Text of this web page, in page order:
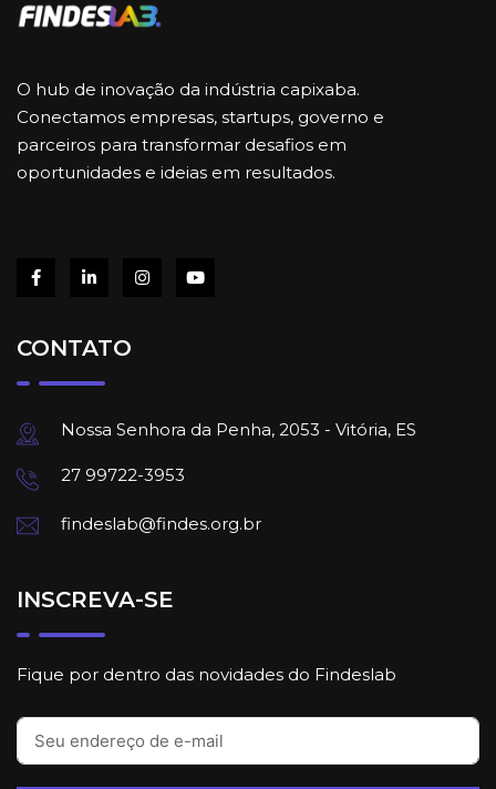
O hub de inovação da indústria capixaba.
Conectamos empresas, startups, governo e
parceiros para transformar desafios em
oportunidades e ideias em resultados.
CONTATO
Nossa Senhora da Penha, 2053 - Vitória, ES
27 99722-3953
findeslab@findes.org.br
INSCREVA-SE
Fique por dentro das novidades do Findeslab